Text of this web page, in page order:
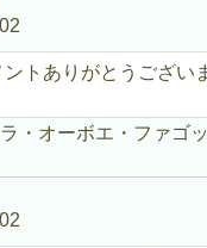
トありがとうござい
・オーボエ・ファゴ